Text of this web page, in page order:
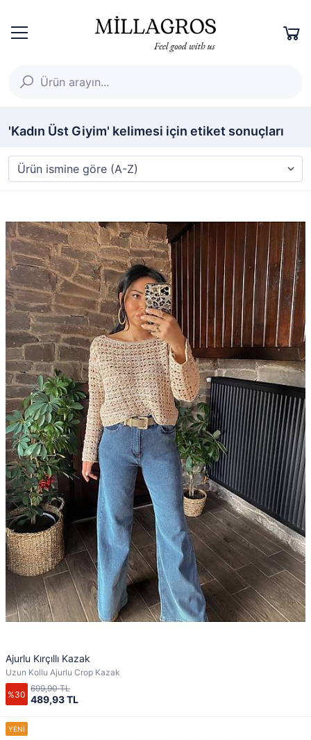
'Kadın Üst Giyim' kelimesi için etiket sonuçları
Ajurlu Kırçıllı Kazak
Uzun Kollu Ajurlu Crop Kazak
%30 489,93 TL
699,90 TL